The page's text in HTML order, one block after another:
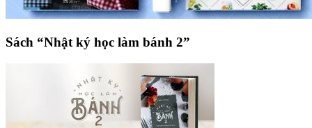
Sách “Nhật ký học làm bánh 2”